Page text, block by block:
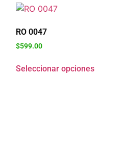
RO 0047
$599.00
Seleccionar opciones